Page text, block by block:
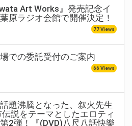
wata Art Works』発売記念イ
原ラジオ会館で開催決定！
77 Views
での委託受付のご案内
66 Views
題沸騰となった、叙火先生
説をテーマとしたエロティ
2弾！『(DVD)八尺八話快樂